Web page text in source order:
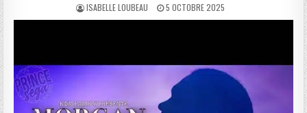
AUTHOR:
ISABELLE LOUBEAU
PUBLISHED
DATE:
5 OCTOBRE 2025